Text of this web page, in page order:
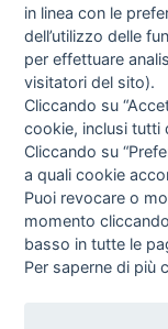
in linea con le
dell’utilizzo delle
per effettuare
visitatori del sito).
Cliccando su
cookie, inclusi tutti
Cliccando su
a quali cookie
Puoi revocare o
momento
basso in tutte le
Per saperne di più